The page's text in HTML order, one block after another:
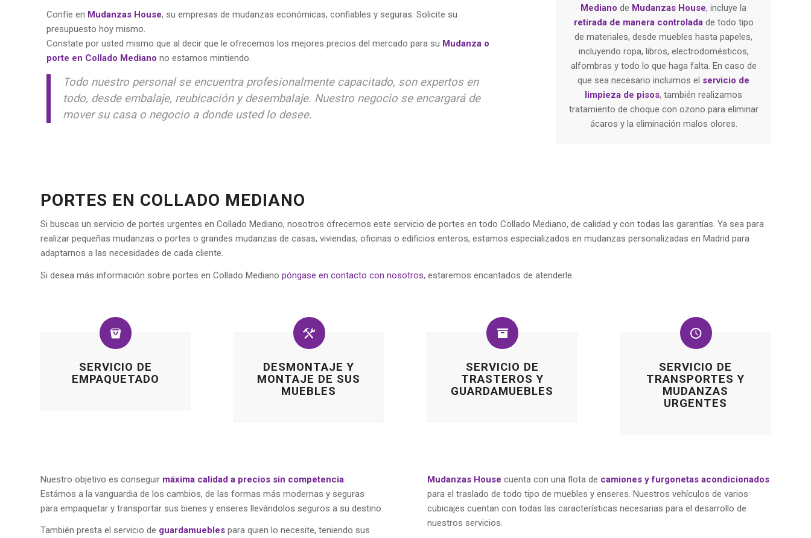
Confíe en Mudanzas House, su empresas de mudanzas económicas, confiables y seguras. Solicite su
presupuesto hoy mismo.
Constate por usted mismo que al decir que le ofrecemos los mejores precios del mercado para su Mudanza o
porte en Collado Mediano no estamos mintiendo.
Todo nuestro personal se encuentra profesionalmente capacitado, son expertos en
todo, desde embalaje, reubicación y desembalaje. Nuestro negocio se encargará de
mover su casa o negocio a donde usted lo desee.
Mediano de Mudanzas House, incluye la
retirada de manera controladade todo tipo
de materiales, desde muebles hasta papeles,
incluyendo ropa, libros, electrodomésticos,
alfombras y todo lo que haga falta. En caso de
que sea necesario incluimos el servicio de
limpieza de pisos, también realizamos
tratamiento de choque con ozono para eliminar
ácaros y la eliminación malos olores.
PORTES EN COLLADO MEDIANO
Si buscas un servicio de portes urgentes en Collado Mediano, nosotros ofrecemos este servicio de portes en todo Collado Mediano, de calidad y con todas las garantías. Ya sea para
realizar pequeñas mudanzas o portes o grandes mudanzas de casas, viviendas, oficinas o edificios enteros, estamos especializados en mudanzas personalizadas en Madrid para
adaptarnos a las necesidades de cada cliente.
Si desea más información sobre portes en Collado Mediano póngase en contacto con nosotros, estaremos encantados de atenderle.
SERVICIO DE
EMPAQUETADO
DESMONTAJE Y
MONTAJE DE SUS
MUEBLES
SERVICIO DE
TRASTEROS Y
GUARDAMUEBLES
SERVICIO DE
TRANSPORTES Y
MUDANZAS
URGENTES
Nuestro objetivo es conseguir máxima calidad a precios sin competencia
Estámos a la vanguardia de los cambios, de las formas más modernas y seguras
para empaquetar y transportar sus bienes y enseres llevándolos seguros a su destino.
También presta el servicio de guardamuebles para quien lo necesite, teniendo sus
Mudanzas House cuenta con una flota de camiones y furgonetas acondicionados
para el traslado de todo tipo de muebles y enseres. Nuestros vehículos de varios
cubicajes cuentan con todas las características necesarias para el desarrollo de
nuestros servicios.